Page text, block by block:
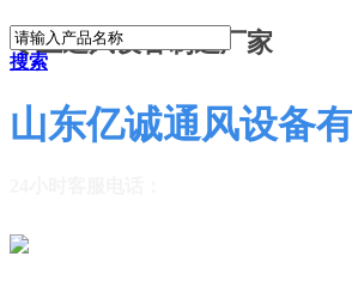
专业通风设备制造厂家
山东亿诚通风设备
搜索